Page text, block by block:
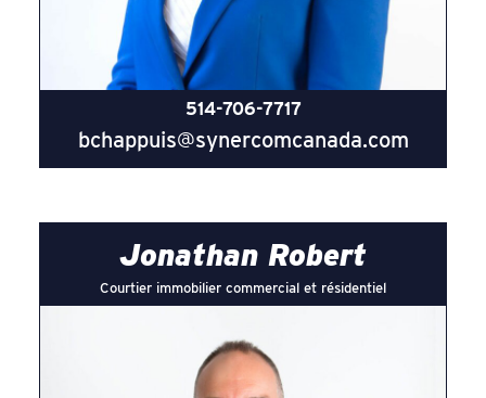
514-706-7717
bchappuis@synercomcanada.com
Jonathan Robert
Courtier immobilier commercial et résidentiel